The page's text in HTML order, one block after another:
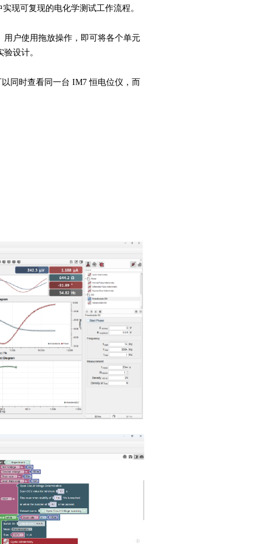
实现可复现的电化学测试工作流程。
户使用拖放操作，即可将各个单元
设计。
同时查看同一台 IM7 恒电位仪，而